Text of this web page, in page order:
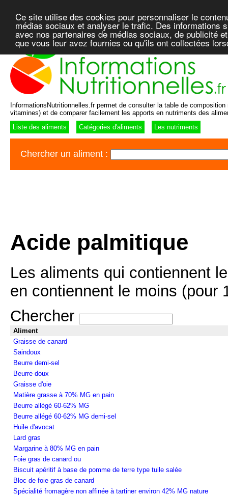
Ce site utilise des cookies pour personnaliser le
médias sociaux et analyser le trafic. Des informations
avec nos partenaires de médias sociaux, de publicité
que vous leur avez fournies ou qu'ils ont collectées
InformationsNutritionnelles.fr permet de consulter la table de
vitamines) et de comparer facilement les apports en nutriments des
Liste des aliments
Catégories d'aliments Les nutriments
Chercher un aliment :
Acide palmitique
Les aliments qui contiennent
en contiennent le moins (pour
Chercher
Aliment
Graisse de canard
Saindoux
Beurre demi-sel
Beurre doux
Graisse d'oie
Matière grasse à 70% MG en pain
Beurre allégé 60-62% MG
Beurre allégé 60-62% MG demi-sel
Huile d'avocat
Lard gras
Margarine à 80% MG en pain
Foie gras de canard ou
Biscuit apéritif à base de pomme de terre type tuile salée
Bloc de foie gras de canard
Spécialité fromagère non affinée à tartiner environ 42% MG nature